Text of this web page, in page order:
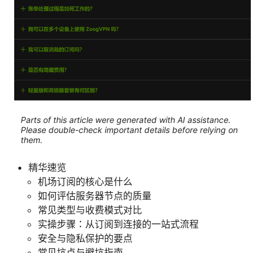
Parts of this article were generated with AI assistance.
Please double-check important details before relying on
them.
精华速览
机场订阅的核心是什么
如何评估服务器节点的质量
常见类型与收费模式对比
实操步骤：从订阅到连接的一站式流程
安全与隐私保护的要点